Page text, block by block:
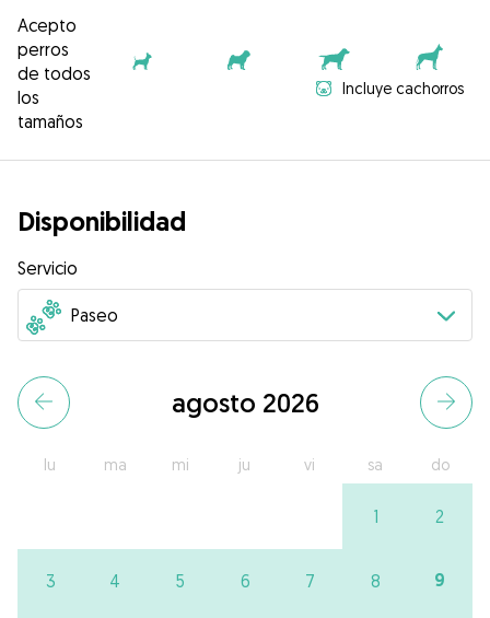
Acepto
perros
de todos
los
tamaños
Incluye cachorros
Disponibilidad
Servicio
agosto 2026
lu ma mi ju vi sa do
1 2
3 4 5 6 7 8 9